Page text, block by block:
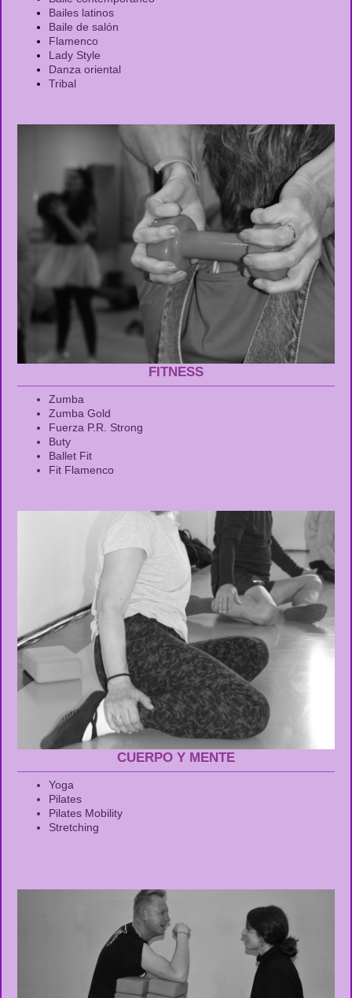
Bailes latinos
Baile de salón
Flamenco
Lady Style
Danza oriental
Tribal
FITNESS
Zumba
Zumba Gold
Fuerza P.R. Strong
Buty
Ballet Fit
Fit Flamenco
CUERPO Y MENTE
Yoga
Pilates
Pilates Mobility
Stretching